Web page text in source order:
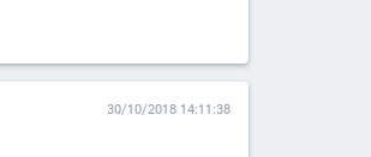
30/10/2018 14:11:38